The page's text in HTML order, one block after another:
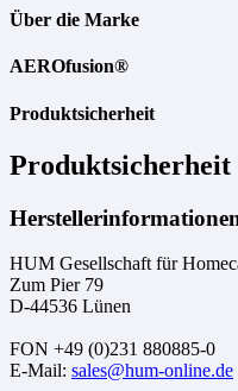
Über die Marke
AEROfusion®
Produktsicherheit
Produktsicherheit
HUM Gesellschaft für
Zum Pier 79
D-44536 Lünen
FON +49 (0)231 880885-0
E-Mail: sales@hum-online.de